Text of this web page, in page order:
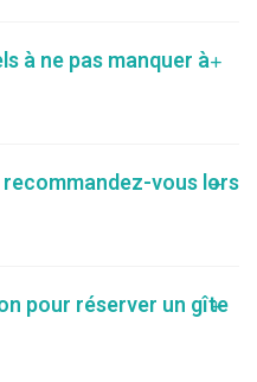
à ne pas manquer à
vous lors
pour réserver un gîte